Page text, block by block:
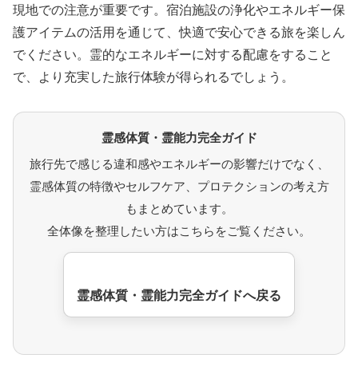
現地での注意が重要です。宿泊施設の浄化やエネルギー保
護アイテムの活用を通じて、快適で安心できる旅を楽しん
でください。霊的なエネルギーに対する配慮をすること
で、より充実した旅行体験が得られるでしょう。
霊感体質・霊能力完全ガイド
旅行先で感じる違和感やエネルギーの影響だけでなく、
霊感体質の特徴やセルフケア、プロテクションの考え方
もまとめています。
全体像を整理したい方はこちらをご覧ください。
霊感体質・霊能力完全ガイドへ戻る